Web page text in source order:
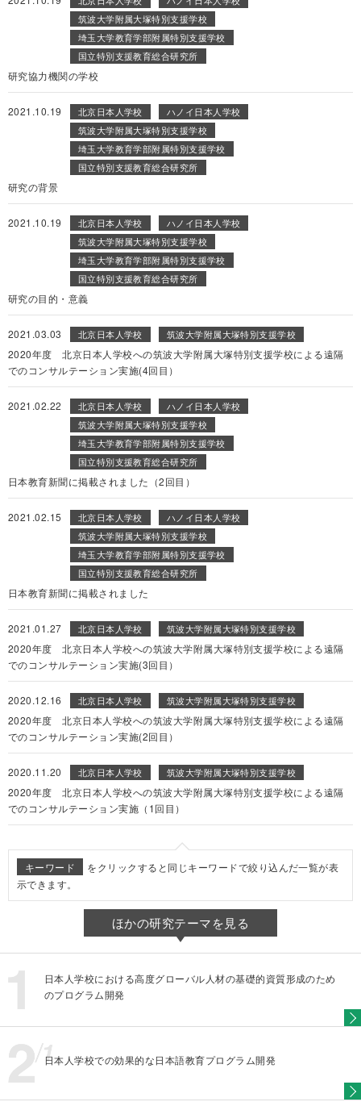
筑波大学附属大塚特別支援学校
埼玉大学教育学部附属特別支援学校
国立特別支援教育総合研究所
研究協力機関の学校
2021.10.19 北京日本人学校
ハノイ日本人学校
筑波大学附属大塚特別支援学校
埼玉大学教育学部附属特別支援学校
国立特別支援教育総合研究所
研究の背景
2021.10.19 北京日本人学校
ハノイ日本人学校
筑波大学附属大塚特別支援学校
埼玉大学教育学部附属特別支援学校
国立特別支援教育総合研究所
研究の目的・意義
2021.03.03 北京日本人学校 筑波大学附属大塚特別支援学校
2020年度 北京日本人学校への筑波大学附属大塚特別支援学校による遠隔
でのコンサルテーション実施(4回目）
2021.02.22 北京日本人学校
ハノイ日本人学校
筑波大学附属大塚特別支援学校
埼玉大学教育学部附属特別支援学校
国立特別支援教育総合研究所
日本教育新聞に掲載されました（2回目）
2021.02.15 北京日本人学校
ハノイ日本人学校
筑波大学附属大塚特別支援学校
埼玉大学教育学部附属特別支援学校
国立特別支援教育総合研究所
日本教育新聞に掲載されました
2021.01.27 北京日本人学校 筑波大学附属大塚特別支援学校
2020年度 北京日本人学校への筑波大学附属大塚特別支援学校による遠隔
でのコンサルテーション実施(3回目）
2020.12.16 北京日本人学校 筑波大学附属大塚特別支援学校
2020年度 北京日本人学校への筑波大学附属大塚特別支援学校による遠隔
でのコンサルテーション実施(2回目）
2020.11.20 北京日本人学校 筑波大学附属大塚特別支援学校
2020年度 北京日本人学校への筑波大学附属大塚特別支援学校による遠隔
でのコンサルテーション実施（1回目）
キーワード
をクリックすると同じキーワードで絞り込んだ一覧が表
示できます。
ほかの研究テーマを見る
日本人学校における高度グローバル人材の基礎的資質形成のため
のプログラム開発
日本人学校での効果的な日本語教育プログラム開発